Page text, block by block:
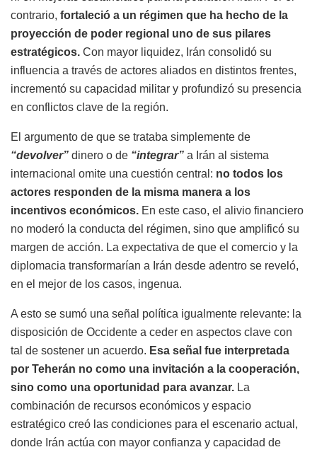
contrario, fortaleció a un régimen que ha hecho de la
proyección de poder regional uno de sus pilares
estratégicos. Con mayor liquidez, Irán consolidó su
influencia a través de actores aliados en distintos frentes,
incrementó su capacidad militar y profundizó su presencia
en conflictos clave de la región.
El argumento de que se trataba simplemente de
“devolver” dinero o de “integrar” a Irán al sistema
internacional omite una cuestión central: no todos los
actores responden de la misma manera a los
incentivos económicos. En este caso, el alivio financiero
no moderó la conducta del régimen, sino que amplificó su
margen de acción. La expectativa de que el comercio y la
diplomacia transformarían a Irán desde adentro se reveló,
en el mejor de los casos, ingenua.
A esto se sumó una señal política igualmente relevante: la
disposición de Occidente a ceder en aspectos clave con
tal de sostener un acuerdo. Esa señal fue interpretada
por Teherán no como una invitación a la cooperación,
sino como una oportunidad para avanzar. La
combinación de recursos económicos y espacio
estratégico creó las condiciones para el escenario actual,
donde Irán actúa con mayor confianza y capacidad de